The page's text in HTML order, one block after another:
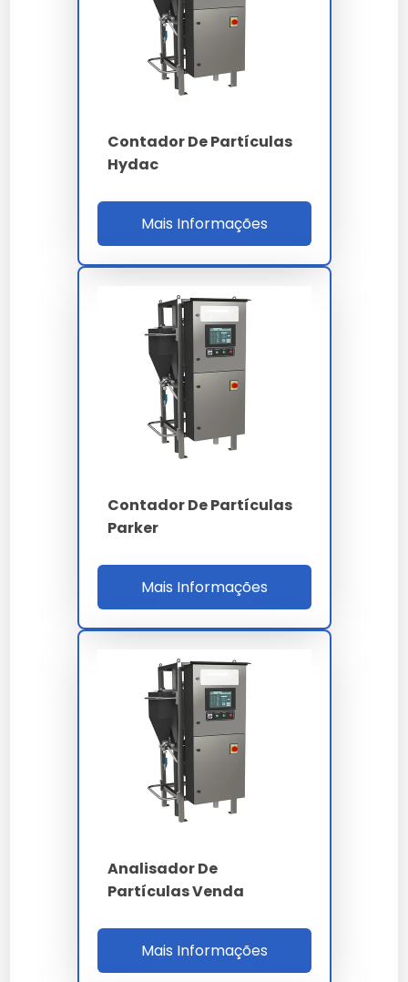
(1 CFM) e detecção de 0.3 µm, 0.5 µm, 1.0 µm e
5.0 µm. O throughput de 60 amostras por hora
permite mapeamento completo de grade de
100 m² em menos de uma jornada de trabalho,
O software de controle registra histograma
volumétrico, distribuição numérica, d10, d50, d90,
exportação para LIMS via Ethernet TCP/IP e CSV.
Os laudos são assinados digitalmente conforme
padrão ICP-Brasil e contemplam cálculo
relevante para reologia e cinética de reação.
PARÂMETRO ESPECIFICAÇÃO
Difração laser Mie -
imagem dinâmica
0.04 a 2500 µm
Canais
70 - 100 µm (c)
Repetibilidade
inferior a 1% conforme
ISO 13320
Ultrassom dispersão
40 kHz integrado
Calibração
traceable 1 a 100 µm
SAE AS4059 - ISO
Interfaces
Contador De Partículas
Hydac
Mais Informações
Contador De Partículas
Parker
Mais Informações
Analisador De
Partículas Venda
Mais Informações